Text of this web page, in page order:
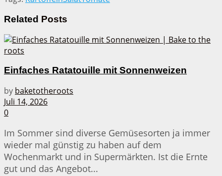
Related Posts
Einfaches Ratatouille mit Sonnenweizen
by baketotheroots
Juli 14, 2026
0
Im Sommer sind diverse Gemüsesorten ja immer
wieder mal günstig zu haben auf dem
Wochenmarkt und in Supermärkten. Ist die Ernte
gut und das Angebot...